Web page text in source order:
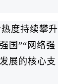
度持续攀升
国”“网络强
展的核心支